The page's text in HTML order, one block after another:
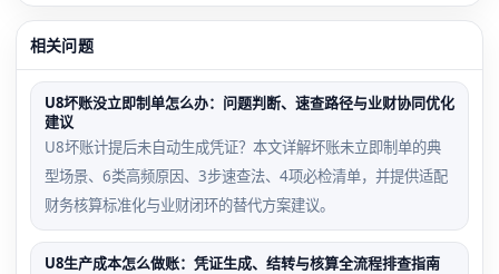
相关问题
U8坏账没立即制单怎么办：问题判断、速查路径与业财协同优化
建议
U8坏账计提后未自动生成凭证？本文详解坏账未立即制单的典
型场景、6类高频原因、3步速查法、4项必检清单，并提供适配
财务核算标准化与业财闭环的替代方案建议。
U8生产成本怎么做账：凭证生成、结转与核算全流程排查指南